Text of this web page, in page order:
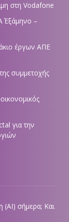
στη Vodafone
Εξάμηνο –
έργων ΑΠΕ
συμμετοχής
για την
(AI) σήμερα; Και